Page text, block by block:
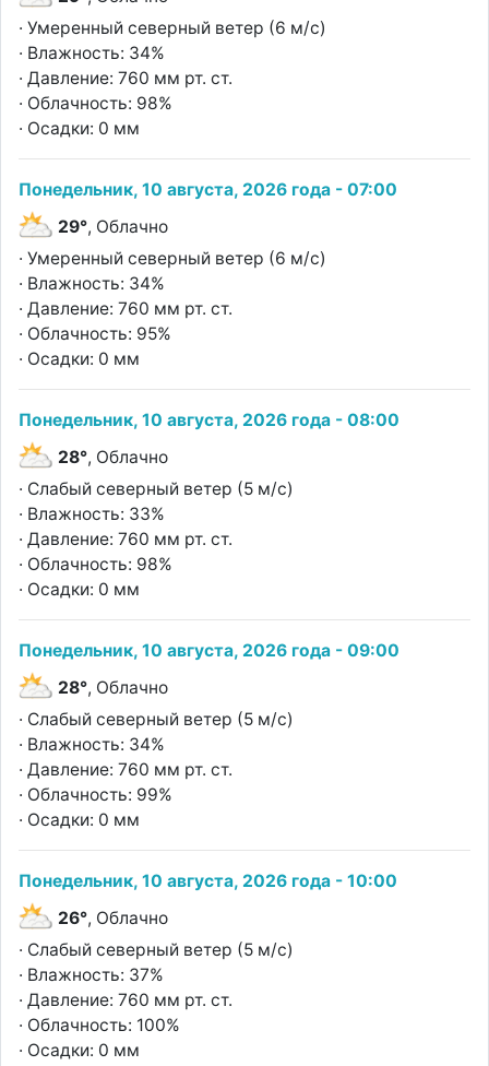
· Умеренный северный ветер (6 м/с)
· Влажность: 34%
· Давление: 760 мм рт. ст.
· Облачность: 98%
· Осадки: 0 мм
Понедельник, 10 августа, 2026 года - 07:00
29°, Облачно
· Умеренный северный ветер (6 м/с)
· Влажность: 34%
· Давление: 760 мм рт. ст.
· Облачность: 95%
· Осадки: 0 мм
Понедельник, 10 августа, 2026 года - 08:00
28°, Облачно
· Слабый северный ветер (5 м/с)
· Влажность: 33%
· Давление: 760 мм рт. ст.
· Облачность: 98%
· Осадки: 0 мм
Понедельник, 10 августа, 2026 года - 09:00
28°, Облачно
· Слабый северный ветер (5 м/с)
· Влажность: 34%
· Давление: 760 мм рт. ст.
· Облачность: 99%
· Осадки: 0 мм
Понедельник, 10 августа, 2026 года - 10:00
26°, Облачно
· Слабый северный ветер (5 м/с)
· Влажность: 37%
· Давление: 760 мм рт. ст.
· Облачность: 100%
· Осадки: 0 мм